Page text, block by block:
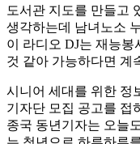
도서관 지도를 만들고
생각하는데 남녀노소
이 라디오 DJ는 재능
것 같아 가능하다면 계
시니어 세대를 위한 정
기자단 모집 공고를 접
종국 동년기자는 오늘